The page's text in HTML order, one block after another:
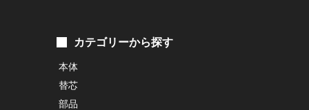
カテゴリーから探す
本体
替芯
部品